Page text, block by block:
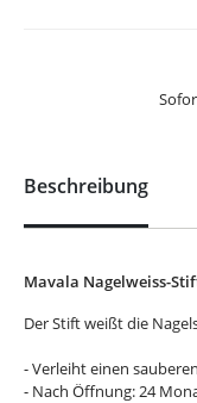
Beschreibung
Mavala Nagelweiss-
Der Stift weißt die
- Verleiht einen
- Nach Öffnung: 24